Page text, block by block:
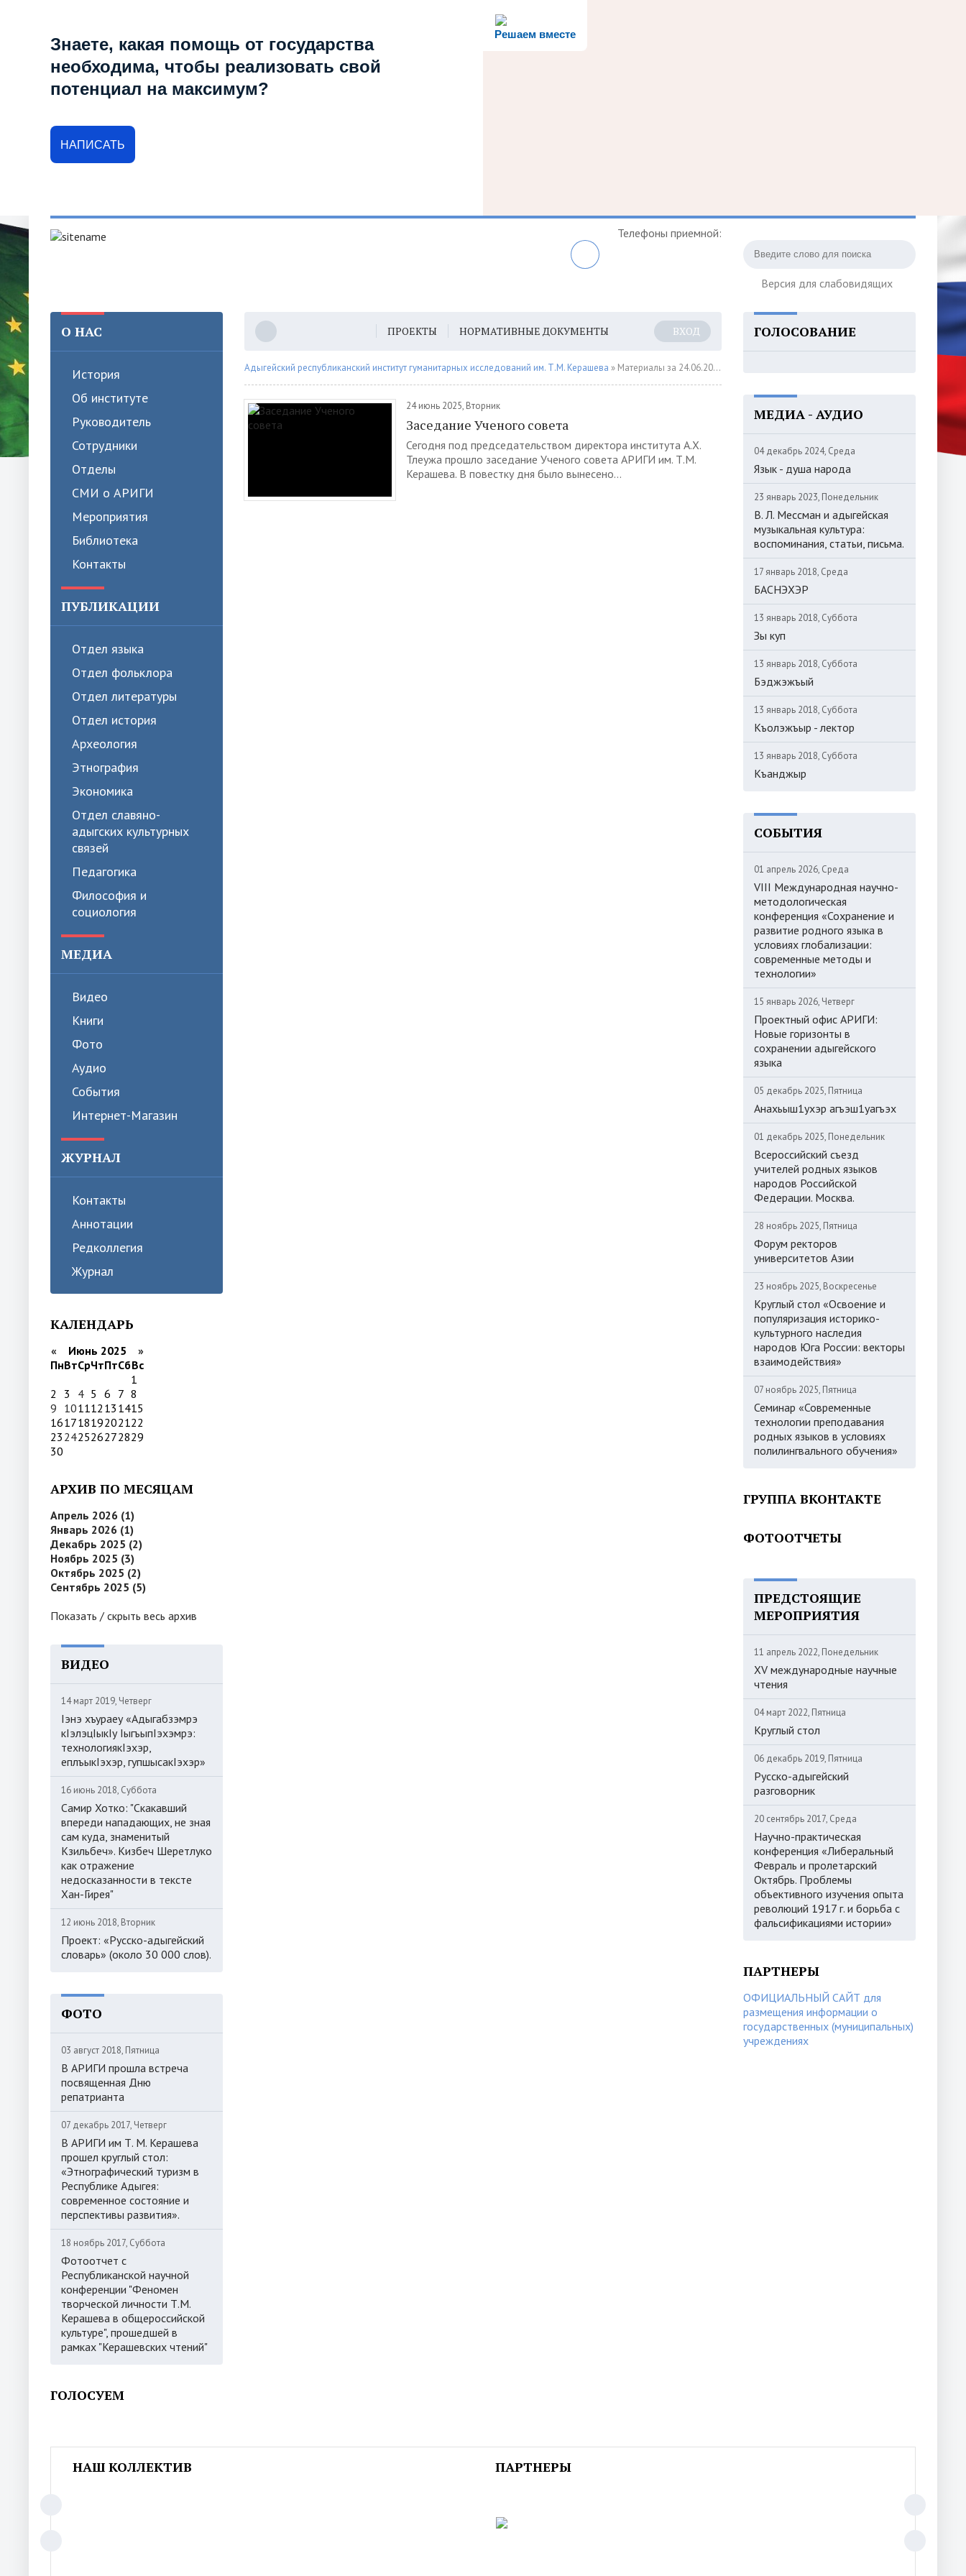
Решаем вместе
Знаете, какая помощь от государства
необходима, чтобы реализовать свой
потенциал на максимум?
НАПИСАТЬ
Версия для слабовидящих
Телефоны приемной:
О НАС
История
Об институте
Руководитель
Сотрудники
Отделы
СМИ о АРИГИ
Мероприятия
Библиотека
Контакты
ПУБЛИКАЦИИ
Отдел языка
Отдел фольклора
Отдел литературы
Отдел история
Археология
Этнография
Экономика
Отдел славяно-
адыгских культурных
связей
Педагогика
Философия и
социология
МЕДИА
Видео
Книги
Фото
Аудио
События
Интернет-Магазин
ЖУРНАЛ
Контакты
Аннотации
Редколлегия
Журнал
КАЛЕНДАРЬ
« Июнь 2025 »
ПнВтСрЧтПтСбВс
1
2
3 4 5 6 7 8
9 101112 13 1415
16171819202122
23 242526272829
30
АРХИВ ПО МЕСЯЦАМ
Апрель 2026 (1)
Январь 2026 (1)
Декабрь 2025 (2)
Ноябрь 2025 (3)
Октябрь 2025 (2)
Сентябрь 2025 (5)
Показать / скрыть весь архив
ВИДЕО
14 март 2019, Четверг
Iэнэ хъураеу «Адыгабзэмрэ
кIэлэцIыкIу IыгъыпIэхэмрэ:
технологиякIэхэр,
еплъыкIэхэр, гупшысакIэхэр»
16 июнь 2018, Суббота
Самир Хотко: "Скакавший
впереди нападающих, не зная
сам куда, знаменитый
Кзильбеч». Кизбеч Шеретлуко
как отражение
недосказанности в тексте
Хан-Гирея"
12 июнь 2018, Вторник
Проект: «Русско-адыгейский
словарь» (около 30 000 слов).
ФОТО
03 август 2018, Пятница
В АРИГИ прошла встреча
посвященная Дню
репатрианта
07 декабрь 2017, Четверг
В АРИГИ им Т. М. Керашева
прошел круглый стол:
«Этнографический туризм в
Республике Адыгея:
современное состояние и
перспективы развития».
18 ноябрь 2017, Суббота
Фотоотчет с
Республиканской научной
конференции "Феномен
творческой личности Т.М.
Керашева в общероссийской
культуре", прошедшей в
рамках "Керашевских чтений"
ГОЛОСУЕМ
ПРОЕКТЫ НОРМАТИВНЫЕ ДОКУМЕНТЫ ВХОД
Адыгейский республиканский институт гуманитарных исследований им. Т.М. Керашева » Материалы за 24.06.2025
24 июнь 2025, Вторник
Заседание Ученого совета
Сегодня под председательством директора института А.Х.
Тлеужа прошло заседание Ученого совета АРИГИ им. Т.М.
Керашева. В повестку дня было вынесено...
ГОЛОСОВАНИЕ
МЕДИА - АУДИО
04 декабрь 2024, Среда
Язык - душа народа
23 январь 2023, Понедельник
В. Л. Мессман и адыгейская
музыкальная культура:
воспоминания, статьи, письма.
17 январь 2018, Среда
БАСНЭХЭР
13 январь 2018, Суббота
Зы куп
13 январь 2018, Суббота
Бэджэжъый
13 январь 2018, Суббота
Къолэжъыр - лектор
13 январь 2018, Суббота
Къанджыр
СОБЫТИЯ
01 апрель 2026, Среда
VIII Международная научно-
методологическая
конференция «Сохранение и
развитие родного языка в
условиях глобализации:
современные методы и
технологии»
15 январь 2026, Четверг
Проектный офис АРИГИ:
Новые горизонты в
сохранении адыгейского
языка
05 декабрь 2025, Пятница
Анахьыш1ухэр агъэш1уагъэх
01 декабрь 2025, Понедельник
Всероссийский съезд
учителей родных языков
народов Российской
Федерации. Москва.
28 ноябрь 2025, Пятница
Форум ректоров
университетов Азии
23 ноябрь 2025, Воскресенье
Круглый стол «Освоение и
популяризация историко-
культурного наследия
народов Юга России: векторы
взаимодействия»
07 ноябрь 2025, Пятница
Семинар «Современные
технологии преподавания
родных языков в условиях
полилингвального обучения»
ГРУППА ВКОНТАКТЕ
ФОТООТЧЕТЫ
ПРЕДСТОЯЩИЕ
МЕРОПРИЯТИЯ
11 апрель 2022, Понедельник
XV международные научные
чтения
04 март 2022, Пятница
Круглый стол
06 декабрь 2019, Пятница
Русско-адыгейский
разговорник
20 сентябрь 2017, Среда
Научно-практическая
конференция «Либеральный
Февраль и пролетарский
Октябрь. Проблемы
объективного изучения опыта
революций 1917 г. и борьба с
фальсификациями истории»
ПАРТНЕРЫ
ОФИЦИАЛЬНЫЙ САЙТ для
размещения информации о
государственных (муниципальных)
учреждениях
НАШ КОЛЛЕКТИВ ПАРТНЕРЫ